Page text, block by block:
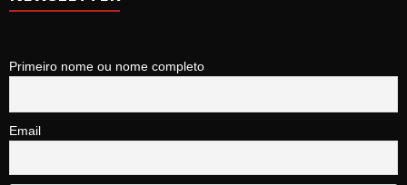
Primeiro nome ou nome completo
Email